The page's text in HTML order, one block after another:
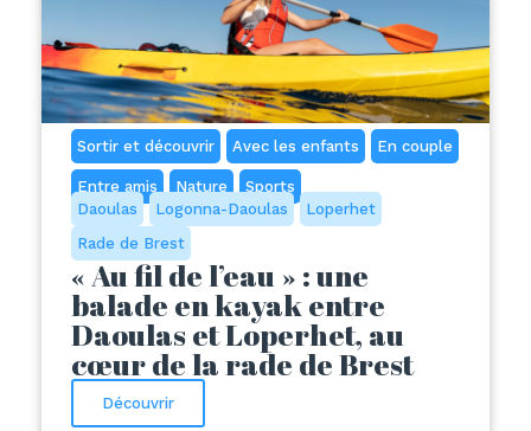
Sortir et découvrir Avec les enfants En couple
Entre amis Nature
Sports
Daoulas
Logonna-Daoulas
Loperhet
Rade de Brest
« Au fil de l’eau » : une
balade en kayak entre
Daoulas et Loperhet, au
cœur de la rade de Brest
Découvrir